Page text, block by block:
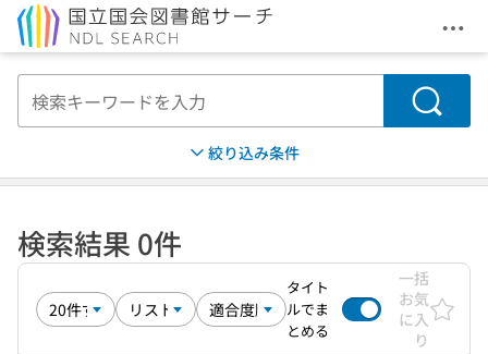
メ
検索
絞り込み条件
検索結果 0件
タイト
ルでま
とめる
一括
お気
に入
り